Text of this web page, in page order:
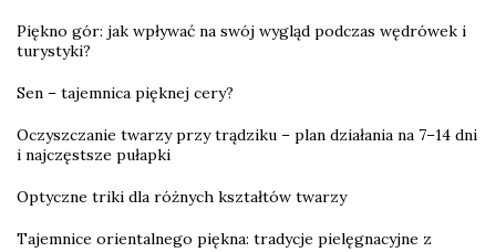
Piękno gór: jak wpływać na swój wygląd podczas wędrówek i
turystyki?
Sen – tajemnica pięknej cery?
Oczyszczanie twarzy przy trądziku – plan działania na 7–14 dni
i najczęstsze pułapki
Optyczne triki dla różnych kształtów twarzy
Tajemnice orientalnego piękna: tradycje pielęgnacyjne z